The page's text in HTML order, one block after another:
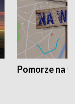
Pomorze na